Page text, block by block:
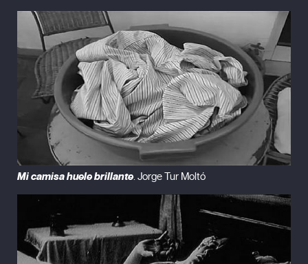
Mi camisa huele brillante. Jorge Tur Moltó